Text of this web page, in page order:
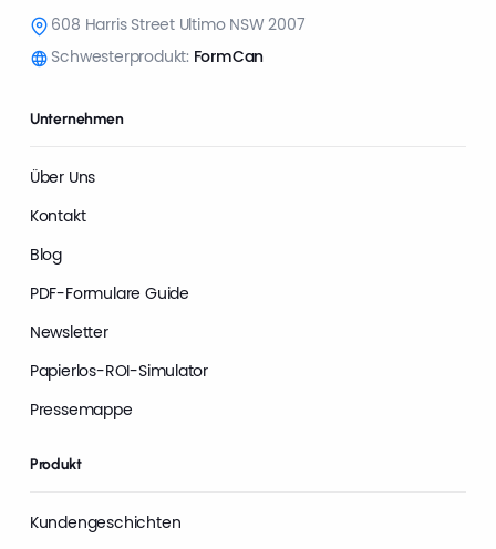
608 Harris Street Ultimo NSW 2007
Schwesterprodukt: FormCan
Unternehmen
Über Uns
Kontakt
Blog
PDF-Formulare Guide
Newsletter
Papierlos-ROI-Simulator
Pressemappe
Produkt
Kundengeschichten